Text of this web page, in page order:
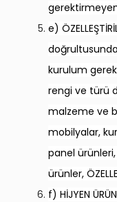
e)
kurulum
rengi ve türü
malzeme ve
mobilyalar,
panel
ürünler,
f) HİJYEN